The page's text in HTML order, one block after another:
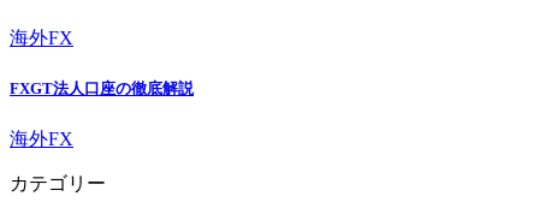
海外FX
FXGT法人口座の徹底解説
海外FX
カテゴリー